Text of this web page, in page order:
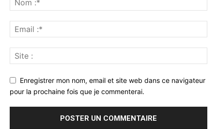
Enregistrer mon nom, email et site web dans ce navigateur
pour la prochaine fois que je commenterai.